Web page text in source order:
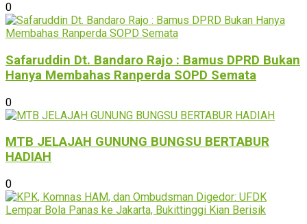
0
Safaruddin Dt. Bandaro Rajo : Bamus DPRD Bukan
Hanya Membahas Ranperda SOPD Semata
0
MTB JELAJAH GUNUNG BUNGSU BERTABUR
HADIAH
0